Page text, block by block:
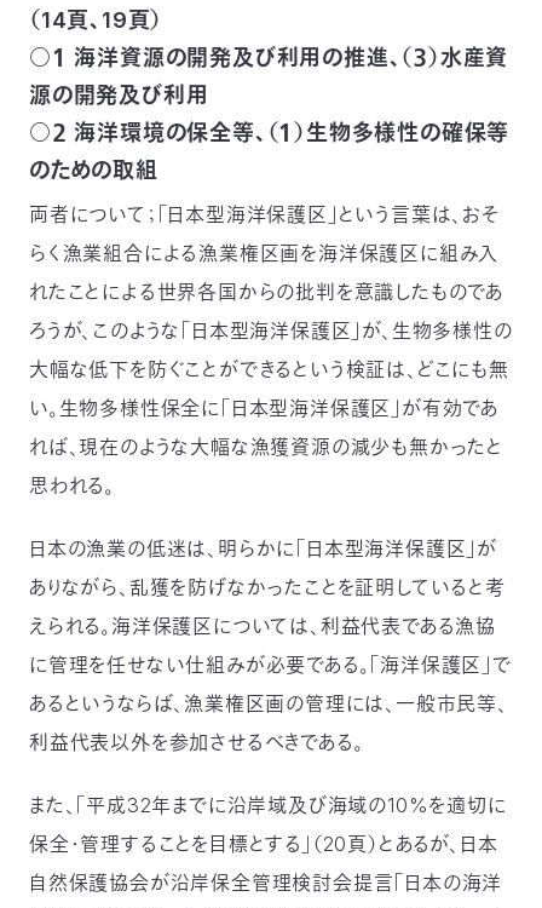
（14頁、19頁）
○１ 海洋資源の開発及び利用の推進、（３）水産資
源の開発及び利用
○２ 海洋環境の保全等、（１）生物多様性の確保等
のための取組
両者について；「日本型海洋保護区」という言葉は、おそ
らく漁業組合による漁業権区画を海洋保護区に組み入
れたことによる世界各国からの批判を意識したものであ
ろうが、このような「日本型海洋保護区」が、生物多様性の
大幅な低下を防ぐことができるという検証は、どこにも無
い。生物多様性保全に「日本型海洋保護区」が有効であ
れば、現在のような大幅な漁獲資源の減少も無かったと
思われる。
日本の漁業の低迷は、明らかに「日本型海洋保護区」が
ありながら、乱獲を防げなかったことを証明していると考
えられる。海洋保護区については、利益代表である漁協
に管理を任せない仕組みが必要である。「海洋保護区」で
あるというならば、漁業権区画の管理には、一般市民等、
利益代表以外を参加させるべきである。
また、「平成32年までに沿岸域及び海域の10%を適切に
保全・管理することを目標とする」（20頁）とあるが、日本
自然保護協会が沿岸保全管理検討会提言「日本の海洋